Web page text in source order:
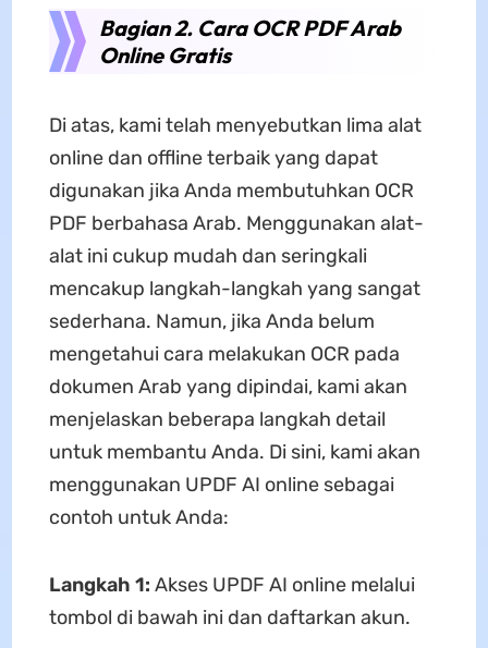
Bagian 2. Cara OCR PDF Arab
Online Gratis
Di atas, kami telah menyebutkan lima alat
online dan offline terbaik yang dapat
digunakan jika Anda membutuhkan OCR
PDF berbahasa Arab. Menggunakan alat-
alat ini cukup mudah dan seringkali
mencakup langkah-langkah yang sangat
sederhana. Namun, jika Anda belum
mengetahui cara melakukan OCR pada
dokumen Arab yang dipindai, kami akan
menjelaskan beberapa langkah detail
untuk membantu Anda. Di sini, kami akan
menggunakan UPDF AI online sebagai
contoh untuk Anda:
Langkah 1: Akses UPDF AI online melalui
tombol di bawah ini dan daftarkan akun.